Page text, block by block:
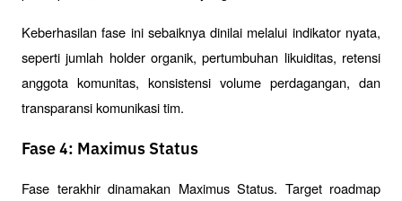
Keberhasilan fase ini sebaiknya dinilai melalui indikator nyata,
seperti jumlah holder organik, pertumbuhan likuiditas, retensi
anggota komunitas, konsistensi volume perdagangan, dan
transparansi komunikasi tim.
Fase 4: Maximus Status
Fase terakhir dinamakan Maximus Status. Target roadmap